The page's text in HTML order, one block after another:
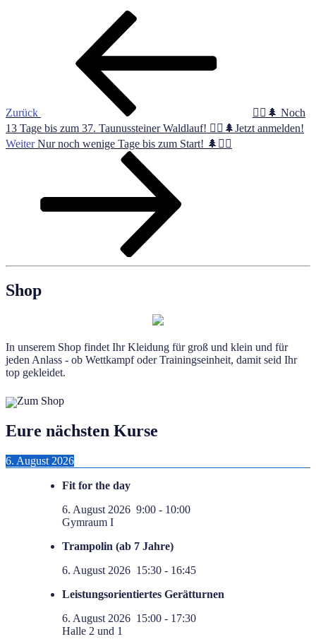
Beitragsnavigation
Zurück
🏃‍♀️🌲 Noch
13 Tage bis zum 37. Taunussteiner Waldlauf! 🏃‍♂️🌲Jetzt anmelden!
Nächster
Weiter Nur noch wenige Tage bis zum Start! 🌲🏃‍♀️
Shop
In unserem Shop findet Ihr Kleidung für groß und klein und für
jeden Anlass - ob Wettkampf oder Trainingseinheit, damit seid Ihr
top gekleidet.
Zum Shop
Eure nächsten Kurse
6. August 2026
Fit for the day
6. August 2026 9:00 - 10:00
Gymraum I
Trampolin (ab 7 Jahre)
6. August 2026 15:30 - 16:45
Leistungsorientiertes Gerätturnen
6. August 2026 15:00 - 17:30
Halle 2 und 1